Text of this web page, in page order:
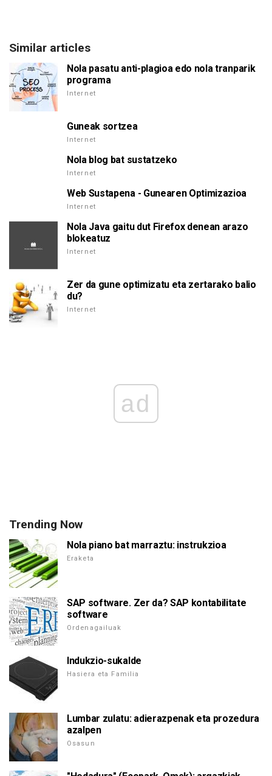
Similar articles
Nola pasatu anti-plagioa edo nola tranparik
programa
Internet
Guneak sortzea
Internet
Nola blog bat sustatzeko
Internet
Web Sustapena - Gunearen Optimizazioa
Internet
Nola Java gaitu dut Firefox denean arazo
blokeatuz
Internet
Zer da gune optimizatu eta zertarako balio
du?
Internet
ad
Trending Now
Nola piano bat marraztu: instrukzioa
Eraketa
SAP software. Zer da? SAP kontabilitate
software
Ordenagailuak
Indukzio-sukalde
Hasiera eta Familia
Lumbar zulatu: adierazpenak eta prozedura
azalpen
Osasun